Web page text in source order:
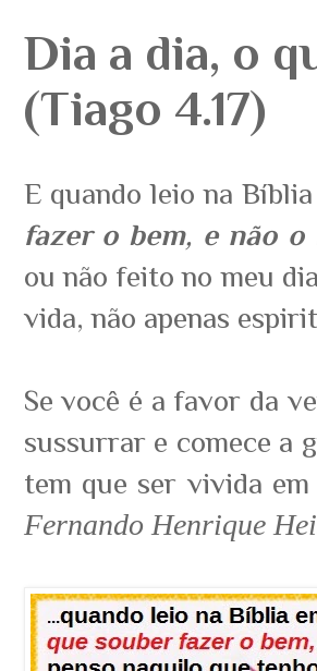
Dia a dia, o
(Tiago 4.17)
E quando leio na
fazer o bem, e não
ou não feito no meu
vida, não apenas
Se você é a favor da
sussurrar e comece a
tem que ser vivida
Fernando Henrique